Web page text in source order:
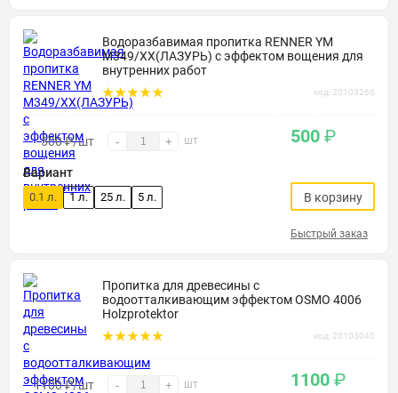
Водоразбавимая пропитка RENNER YM
M349/XX(ЛАЗУРЬ) с эффектом вощения для
внутренних работ
код: 20103266
500₽/шт - + шт
Вариант
0.1 л. 1 л. 25 л. 5 л.
500 ₽
В корзину
Быстрый заказ
Пропитка для древесины с
водоотталкивающим эффектом OSMO 4006
Holzprotektor
код: 20103040
1100₽/шт - + шт 1100 ₽